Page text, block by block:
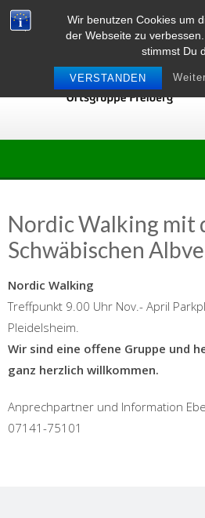
Wir benutzen Cookies um
der Webseite zu
stimmst Du
VERSTANDEN
Skip
to
Nordic Walking mit
Schwäbischen
Nordic Walking
Treffpunkt 9.00 Uhr Nov.- April
Pleidelsheim.
Wir sind eine offene Gruppe und
ganz herzlich willkommen.
Anprechpartner und Information
07141-75101